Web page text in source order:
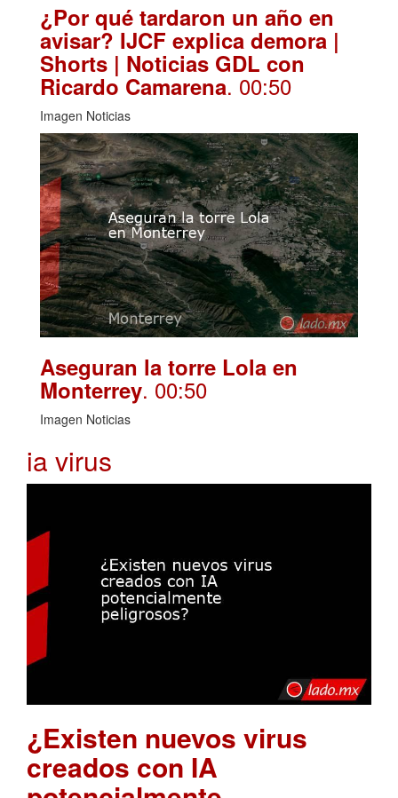
¿Por qué tardaron un año en
avisar? IJCF explica demora |
Shorts | Noticias GDL con
Ricardo Camarena. 00:50
Imagen Noticias
Aseguran la torre Lola en
Monterrey. 00:50
Imagen Noticias
ia virus
¿Existen nuevos virus
creados con IA